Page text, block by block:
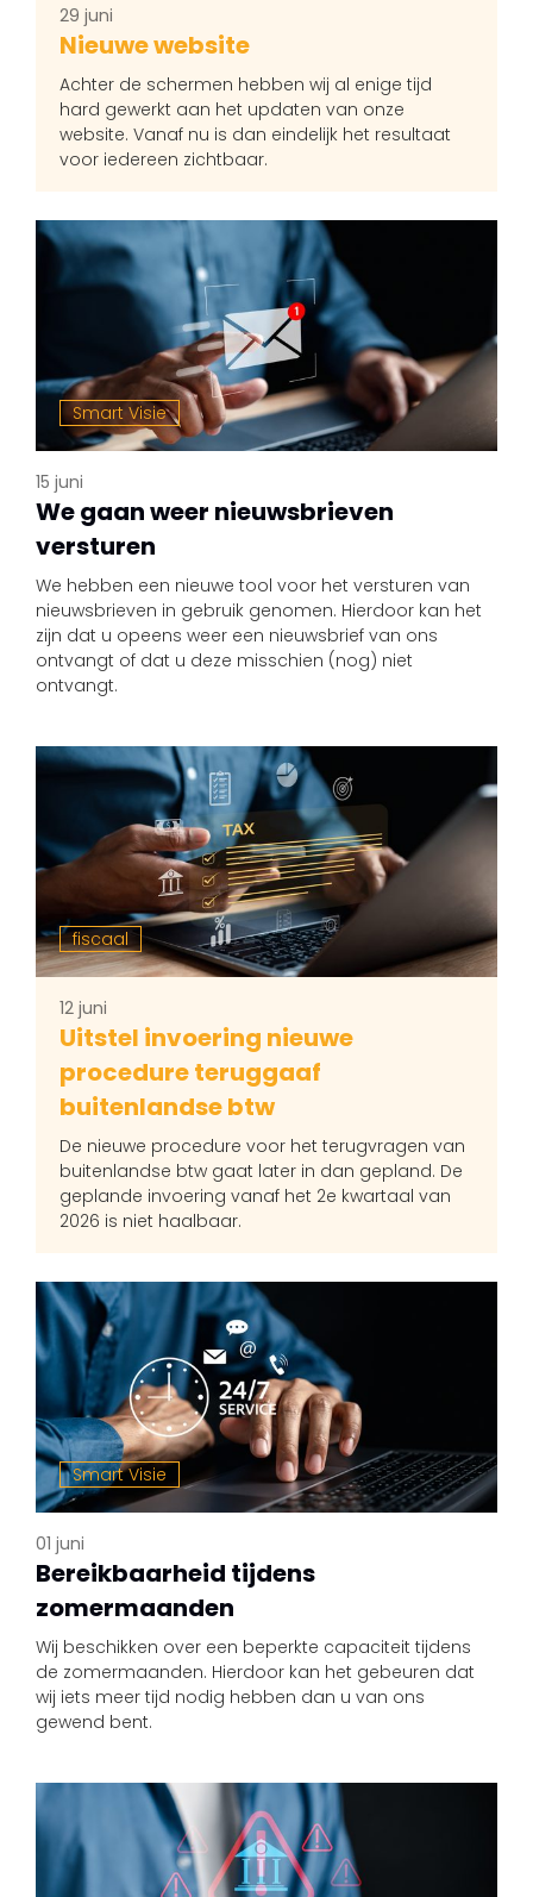
29 juni
Nieuwe website
Achter de schermen hebben wij al enige tijd
hard gewerkt aan het updaten van onze
website. Vanaf nu is dan eindelijk het resultaat
voor iedereen zichtbaar.
Smart Visie
15 juni
We gaan weer nieuwsbrieven
versturen
We hebben een nieuwe tool voor het versturen van
nieuwsbrieven in gebruik genomen. Hierdoor kan het
zijn dat u opeens weer een nieuwsbrief van ons
ontvangt of dat u deze misschien (nog) niet
ontvangt.
fiscaal
12 juni
Uitstel invoering nieuwe
procedure teruggaaf
buitenlandse btw
De nieuwe procedure voor het terugvragen van
buitenlandse btw gaat later in dan gepland. De
geplande invoering vanaf het 2e kwartaal van
2026 is niet haalbaar.
Smart Visie
01 juni
Bereikbaarheid tijdens
zomermaanden
Wij beschikken over een beperkte capaciteit tijdens
de zomermaanden. Hierdoor kan het gebeuren dat
wij iets meer tijd nodig hebben dan u van ons
gewend bent.